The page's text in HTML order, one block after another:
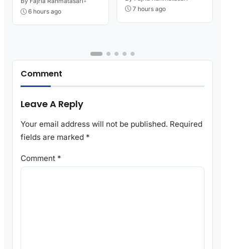
6 hours ago
7 hours ago
Comment
Leave A Reply
Your email address will not be published. Required
fields are marked *
Comment *